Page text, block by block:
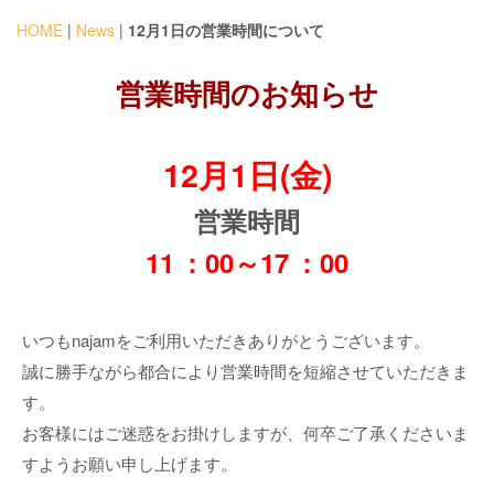
HOME | News | 12月1日の営業時間について
営業時間のお知らせ
12月1日(金)
営業時間
11 ：00～17 ：00
いつもnajamをご利用いただきありがとうございます。
誠に勝手ながら都合により営業時間を短縮させていただきま
す。
お客様にはご迷惑をお掛けしますが、何卒ご了承くださいま
すようお願い申し上げます。